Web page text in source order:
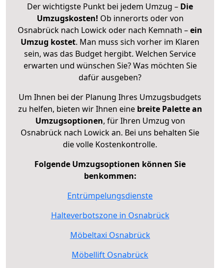
Der wichtigste Punkt bei jedem Umzug – Die
Umzugskosten! Ob innerorts oder von
Osnabrück nach Lowick oder nach Kemnath –ein
Umzug kostet. Man muss sich vorher im Klaren
sein, was das Budget hergibt. Welchen Service
erwarten und wünschen Sie? Was möchten Sie
dafür ausgeben?
Um Ihnen bei der Planung Ihres Umzugsbudgets
zu helfen, bieten wir Ihnen eine breite Palette an
Umzugsoptionen, für Ihren Umzug von
Osnabrück nach Lowick an. Bei uns behalten Sie
die volle Kostenkontrolle.
Folgende Umzugsoptionen können Sie
benkommen:
Entrümpelungsdienste
Halteverbotszone in Osnabrück
Möbeltaxi Osnabrück
Möbellift Osnabrück